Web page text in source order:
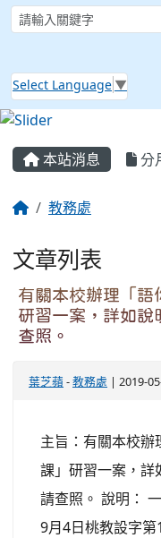
Select Language ▼
本站消息 分
教務處
文章列表
有關本校辦理「語
研習一案，詳如說
查照。
葉芝蘋 -教務處 | 2019-
主旨：有關本校
課」研習一案，詳
請查照。 說明：
9月4日桃教設字